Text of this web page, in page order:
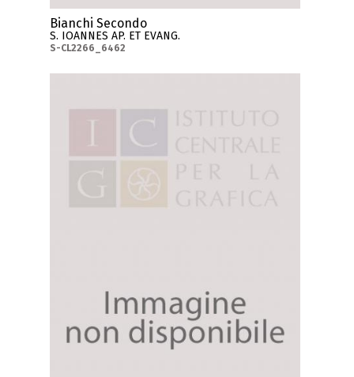
Bianchi Secondo
S. IOANNES AP. ET EVANG.
S-CL2266_6462